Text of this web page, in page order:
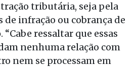
tributária, seja pela
de infração ou cobrança de
ressaltar que essas
nenhuma relação com
nem se processam em